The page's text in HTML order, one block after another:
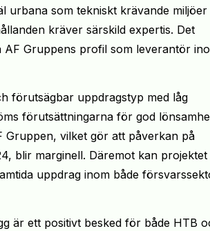
urbana som tekniskt krävande miljöer
kräver särskild expertis. Det
Gruppens profil som leverantör
förutsägbar uppdragstyp med låg
förutsättningarna för god
Gruppen, vilket gör att påverkan på
blir marginell. Däremot kan projektet
uppdrag inom både
är ett positivt besked för både HTB